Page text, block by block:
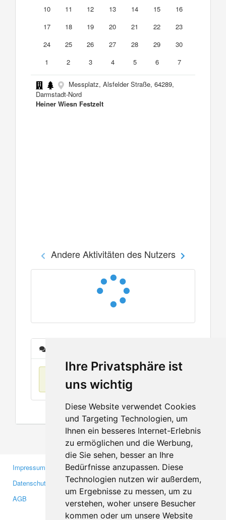
Ihre Privatsphäre ist
uns wichtig
Diese Website verwendet Cookies
und Targeting Technologien, um
Ihnen ein besseres Internet-Erlebnis
zu ermöglichen und die Werbung,
die Sie sehen, besser an Ihre
Bedürfnisse anzupassen. Diese
Technologien nutzen wir außerdem,
um Ergebnisse zu messen, um zu
verstehen, woher unsere Besucher
kommen oder um unsere Website
10
11 12 13 14 15
16
17
18 19 20 21 22
23
24
25 26 27 28 29
30
1
2 3 4 5 6 7
Messplatz, Alsfelder Straße, 64289,
Darmstadt-Nord
Heiner Wiesn Festzelt
Andere Aktivitäten des Nutzers
Keine Einträge
Impressum
Datenschutzerklärung
AGB
Gewerbetreibende
Investoren
Medien